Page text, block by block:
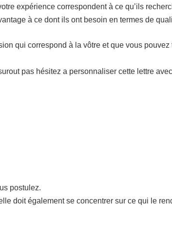
expérience correspondent à ce qu’ils
à ce dont ils ont besoin en termes de
qui correspond à la vôtre et que vous
pas hésitez a personnaliser cette lettre
postulez.
doit également se concentrer sur ce qui le